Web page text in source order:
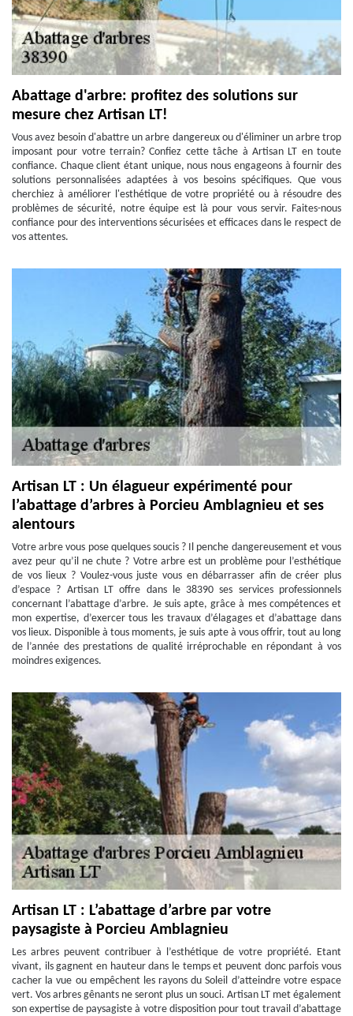
Abattage d'arbre: profitez des solutions sur
mesure chez Artisan LT!
Vous avez besoin d'abattre un arbre dangereux ou d'éliminer un arbre trop
imposant pour votre terrain? Confiez cette tâche à Artisan LT en toute
confiance. Chaque client étant unique, nous nous engageons à fournir des
solutions personnalisées adaptées à vos besoins spécifiques. Que vous
cherchiez à améliorer l'esthétique de votre propriété ou à résoudre des
problèmes de sécurité, notre équipe est là pour vous servir. Faites-nous
confiance pour des interventions sécurisées et efficaces dans le respect de
vos attentes.
Artisan LT : Un élagueur expérimenté pour
l’abattage d’arbres à Porcieu Amblagnieu et ses
alentours
Votre arbre vous pose quelques soucis ? Il penche dangereusement et vous
avez peur qu’il ne chute ? Votre arbre est un problème pour l’esthétique
de vos lieux ? Voulez-vous juste vous en débarrasser afin de créer plus
d’espace ? Artisan LT offre dans le 38390 ses services professionnels
concernant l’abattage d’arbre. Je suis apte, grâce à mes compétences et
mon expertise, d’exercer tous les travaux d’élagages et d’abattage dans
vos lieux. Disponible à tous moments, je suis apte à vous offrir, tout au long
de l’année des prestations de qualité irréprochable en répondant à vos
moindres exigences.
Artisan LT : L’abattage d’arbre par votre
paysagiste à Porcieu Amblagnieu
Les arbres peuvent contribuer à l’esthétique de votre propriété. Etant
vivant, ils gagnent en hauteur dans le temps et peuvent donc parfois vous
cacher la vue ou empêchent les rayons du Soleil d’atteindre votre espace
vert. Vos arbres gênants ne seront plus un souci. Artisan LT met également
son expertise de paysagiste à votre disposition pour tout travail d’abattage